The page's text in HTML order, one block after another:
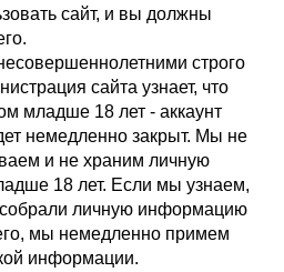
сайт, и вы должны
строго
сайта узнает, что
младше 18 лет - аккаунт
немедленно закрыт. Мы не
и не храним личную
18 лет. Если мы узнаем,
личную информацию
мы немедленно примем
информации.